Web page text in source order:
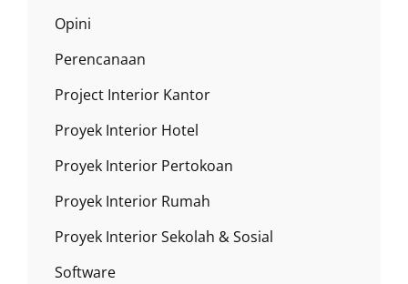
Opini
Perencanaan
Project Interior Kantor
Proyek Interior Hotel
Proyek Interior Pertokoan
Proyek Interior Rumah
Proyek Interior Sekolah & Sosial
Software